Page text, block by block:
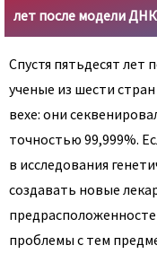
лет после модели
Спустя пятьдесят
ученые из шести
вехе: они
точностью 99,999%.
в исследования
создавать новые
проблемы с тем